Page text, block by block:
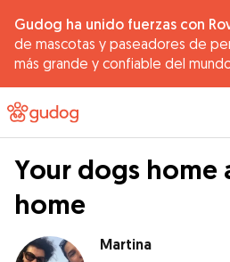
Gudog ha unido fuerzas con
de mascotas y paseadores de
más grande y confiable del
Your dogs home
home
Martina